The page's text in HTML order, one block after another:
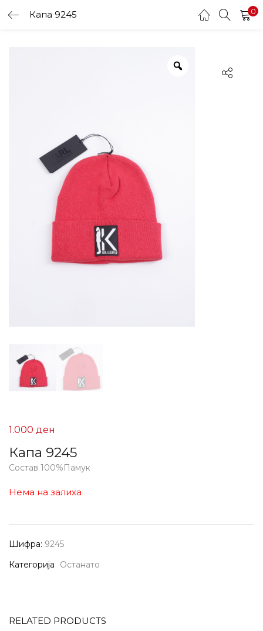
Капа 9245 0
Капа 9245
1.000 ден
Состав 100%Памук
Нема на залиха
Шифра: 9245
Категорија
Останато
RELATED PRODUCTS
LOGIN
Enter your username and password to login.
Remember me
Login
Lost password?